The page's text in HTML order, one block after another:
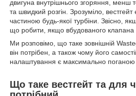
двигуна внутрішнього згоряння, менш
та швидкий розгін. Зрозуміло,
частиною будь-якої турбіни. Звісно,
що робити, якщо вбудованого клапана
Ми розповімо, що таке зовнішній
він потрібен, а також чому його
налаштування є максимально поганою
Що таке вестгейт та для